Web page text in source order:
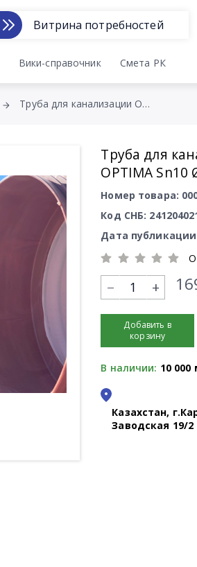
Витрина потребностей
Вики-справочник Смета РК
Труба для канализации OPTIMA Sn10 Ø500 мм.
Труба для
OPTIMA
Номер товара:
Код СНБ:
Дата публикации
+
Добавить в
корзину
В наличии: 10 000
Казахстан,
Заводская 19/2